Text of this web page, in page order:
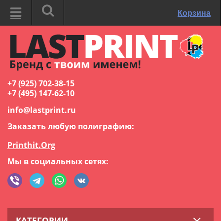
Корзина
+7 (925) 702-38-15
+7 (495) 147-62-10
info@lastprint.ru
Заказать любую полиграфию:
Printhit.Org
Мы в социальных сетях: